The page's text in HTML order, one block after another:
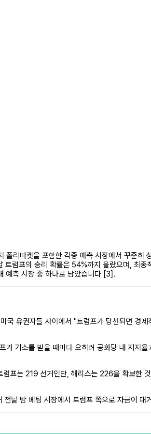
리마켓을 포함한 각종 예측 시장에서 꾸준히
럼프의 승리 확률은 54%까지 올랐으며, 최
측 시장 중 하나로 남았습니다 [3].
국 유권자들 사이에서 "트럼프가 당선되면 경
기소를 받을 때마다 오히려 공화당 내 지지율
프는 219 선거인단, 해리스는 226을 확보한
날 밤 베팅 시장에서 트럼프 쪽으로 자금이 대